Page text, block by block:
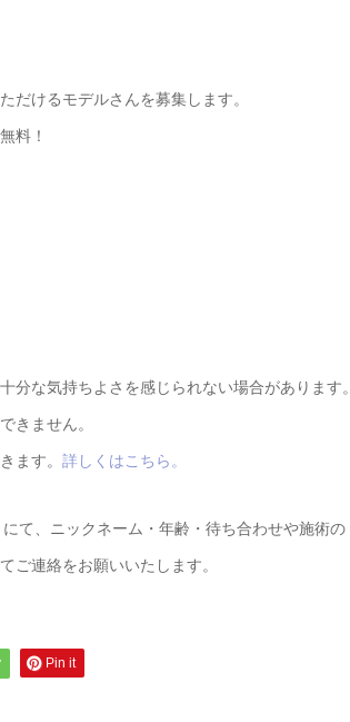
けるモデルさんを募集します。
料！
分な気持ちよさを感じられない場合があります。
きません。
ます。 詳しくはこちら。
て、ニックネーム・年齢・待ち合わせや施術の
ご連絡をお願いいたします。
Pin it